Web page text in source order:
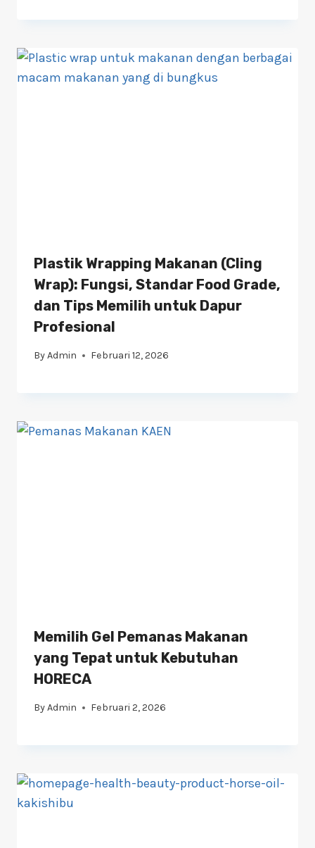
Plastik Wrapping Makanan (Cling
Wrap): Fungsi, Standar Food Grade,
dan Tips Memilih untuk Dapur
Profesional
ByAdmin Februari 12, 2026
Memilih Gel Pemanas Makanan
yang Tepat untuk Kebutuhan
HORECA
ByAdmin Februari 2, 2026